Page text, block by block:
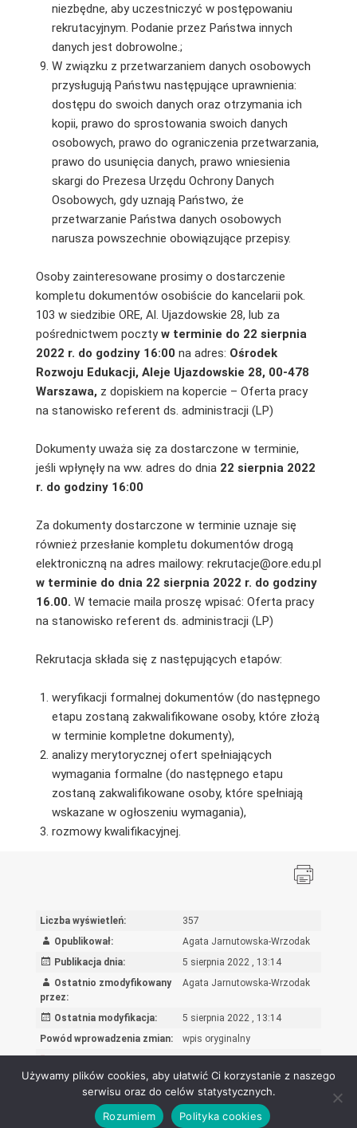
niezbędne, aby uczestniczyć w postępowaniu
rekrutacyjnym. Podanie przez Państwa innych
danych jest dobrowolne.;
W związku z przetwarzaniem danych osobowych
przysługują Państwu następujące uprawnienia:
dostępu do swoich danych oraz otrzymania ich
kopii, prawo do sprostowania swoich danych
osobowych, prawo do ograniczenia przetwarzania,
prawo do usunięcia danych, prawo wniesienia
skargi do Prezesa Urzędu Ochrony Danych
Osobowych, gdy uznają Państwo, że
przetwarzanie Państwa danych osobowych
narusza powszechnie obowiązujące przepisy.
Osoby zainteresowane prosimy o dostarczenie
kompletu dokumentów osobiście do kancelarii pok.
103 w siedzibie ORE, Al. Ujazdowskie 28, lub za
pośrednictwem pocztyw terminie do 22 sierpnia
2022 r. do godziny 16:00 na adres: Ośrodek
Rozwoju Edukacji, Aleje Ujazdowskie 28, 00-478
Warszawa, z dopiskiem na kopercie – Oferta pracy
na stanowisko referent ds. administracji (LP)
Dokumenty uważa się za dostarczone w terminie,
jeśli wpłynęły na ww. adres do dnia 22 sierpnia 2022
r. do godziny 16:00
Za dokumenty dostarczone w terminie uznaje się
również przesłanie kompletu dokumentów drogą
elektroniczną na adres mailowy: rekrutacje@ore.edu.pl
w terminie do dnia 22 sierpnia 2022 r. do godziny
16.00. W temacie maila proszę wpisać: Oferta pracy
na stanowisko referent ds. administracji (LP)
Rekrutacja składa się z następujących etapów:
weryfikacji formalnej dokumentów (do następnego
etapu zostaną zakwalifikowane osoby, które złożą
w terminie kompletne dokumenty),
analizy merytorycznej ofert spełniających
wymagania formalne (do następnego etapu
zostaną zakwalifikowane osoby, które spełniają
wskazane w ogłoszeniu wymagania),
rozmowy kwalifikacyjnej.
Liczba wyświetleń:
357
Opublikował:
Agata Jarnutowska-Wrzodak
Publikacja dnia:
5 sierpnia 2022 , 13:14
Ostatnio zmodyfikowany
przez:
Agata Jarnutowska-Wrzodak
Ostatnia modyfikacja:
5 sierpnia 2022 , 13:14
Powód wprowadzenia zmian:
wpis oryginalny
Ośrodek Rozwoju Edukacji - Biuletyn Informacji Publicznej 2026
Używamy plików cookies, aby ułatwić Ci korzystanie z naszego
serwisu oraz do celów statystycznych.
Rozumiem
Polityka cookies